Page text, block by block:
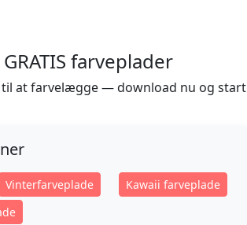
GRATIS farveplader
til at farvelægge — download nu og start
Vinterfarveplade
Kawaii farveplade